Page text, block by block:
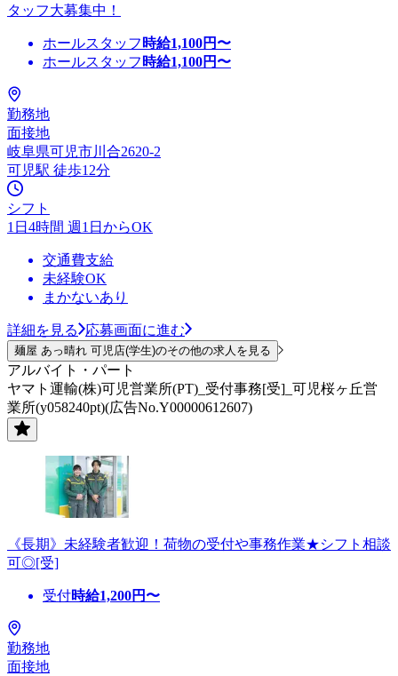
タッフ大募集中！
ホールスタッフ 時給1,100円〜
ホールスタッフ 時給1,100円〜
勤務地
面接地
岐阜県可児市川合2620-2
可児駅 徒歩12分
シフト
1日4時間 週1日からOK
交通費支給
未経験OK
まかないあり
詳細を見る 応募画面に進む
麺屋 あっ晴れ 可児店(学生)のその他の求人を見る
アルバイト・パート
ヤマト運輸(株)可児営業所(PT)_受付事務[受]_可児桜ヶ丘営
業所(y058240pt)(広告No.Y00000612607)
《長期》未経験者歓迎！荷物の受付や事務作業★シフト相談
可◎[受]
受付時給1,200円〜
勤務地
面接地